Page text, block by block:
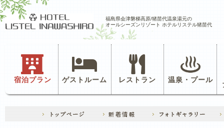
福島県会津磐梯高原/猪苗代温泉湯元の
オールシーズンリゾート ホテルリステル猪苗代
宿泊プラン ゲストルーム レストラン 温泉・プール